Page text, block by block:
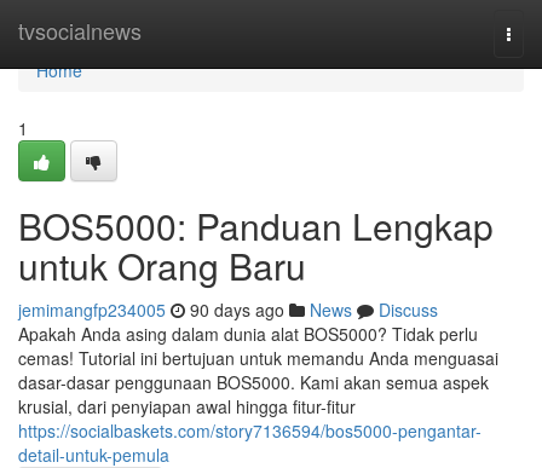
tvsocialnews
Home
Home
1
BOS5000: Panduan Lengkap
untuk Orang Baru
jemimangfp234005 90 days ago News
Discuss
Apakah Anda asing dalam dunia alat BOS5000? Tidak perlu
cemas! Tutorial ini bertujuan untuk memandu Anda menguasai
dasar-dasar penggunaan BOS5000. Kami akan semua aspek
krusial, dari penyiapan awal hingga fitur-fitur
https://socialbaskets.com/story7136594/bos5000-pengantar-
detail-untuk-pemula